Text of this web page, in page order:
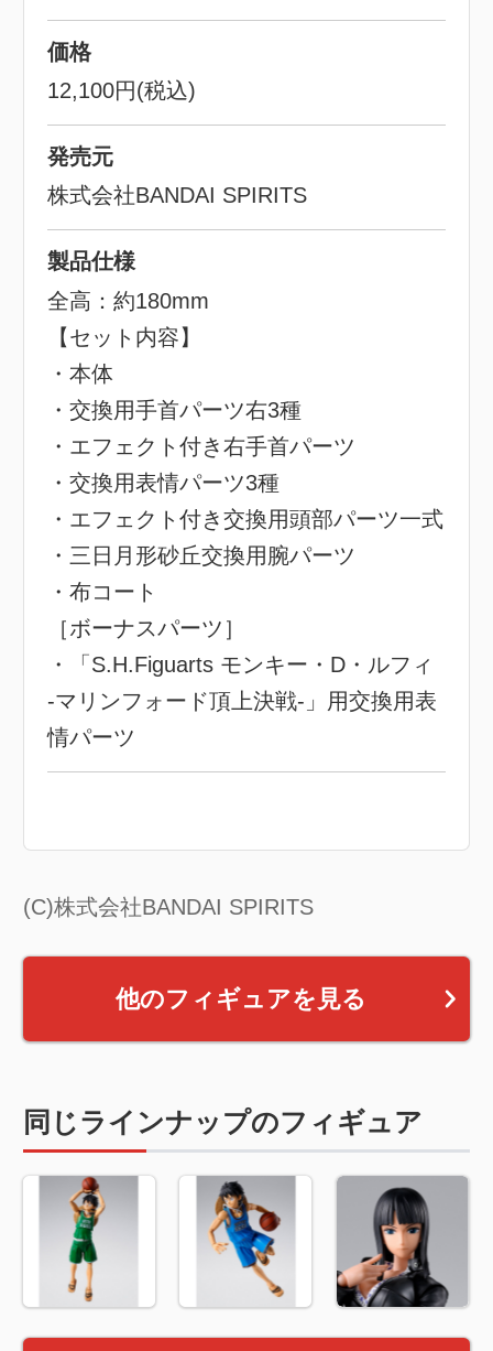
価格
12,100円(税込)
発売元
株式会社BANDAI SPIRITS
製品仕様
全高：約180mm
【セット内容】
・本体
・交換用手首パーツ右3種
・エフェクト付き右手首パーツ
・交換用表情パーツ3種
・エフェクト付き交換用頭部パーツ一式
・三日月形砂丘交換用腕パーツ
・布コート
［ボーナスパーツ］
・「S.H.Figuarts モンキー・D・ルフィ
-マリンフォード頂上決戦-」用交換用表
情パーツ
(C)株式会社BANDAI SPIRITS
他のフィギュアを見る
同じラインナップのフィギュア